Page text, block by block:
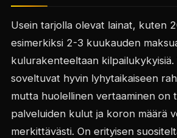
Usein tarjolla olevat lainat, kuten
esimerkiksi 2-3 kuukauden
kulurakenteeltaan kilpailukykyisiä.
soveltuvat hyvin lyhytaikaiseen
mutta huolellinen vertaaminen on
palveluiden kulut ja koron määrä
merkittävästi. On erityisen